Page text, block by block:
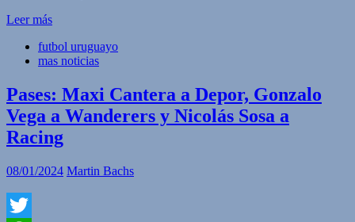
Leer más
futbol uruguayo
mas noticias
Pases: Maxi Cantera a Depor, Gonzalo
Vega a Wanderers y Nicolás Sosa a
Racing
08/01/2024 Martin Bachs